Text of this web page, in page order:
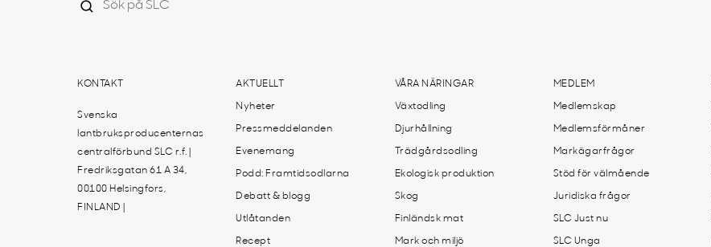
KONTAKT
Svenska
lantbruksproducenternas
centralförbund SLC r.f. |
Fredriksgatan 61 A 34,
00100 Helsingfors,
FINLAND |
AKTUELLT
Nyheter
Pressmeddelanden
Evenemang
Podd: Framtidsodlarna
Debatt & blogg
Utlåtanden
Recept
VÅRA NÄRINGAR
Växtodling
Djurhållning
Trädgårdsodling
Ekologisk produktion
Skog
Finländsk mat
Mark och miljö
MEDLEM
Medlemskap
Medlemsförmåner
Markägarfrågor
Stöd för välmående
Juridiska frågor
SLC Just nu
SLC Unga